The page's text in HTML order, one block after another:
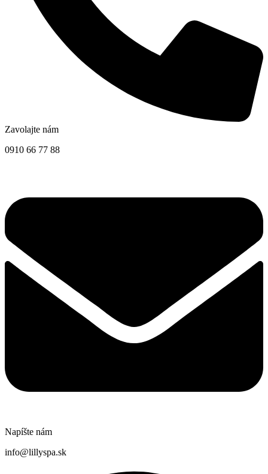
Zavolajte nám
0910 66 77 88
Napíšte nám
info@lillyspa.sk